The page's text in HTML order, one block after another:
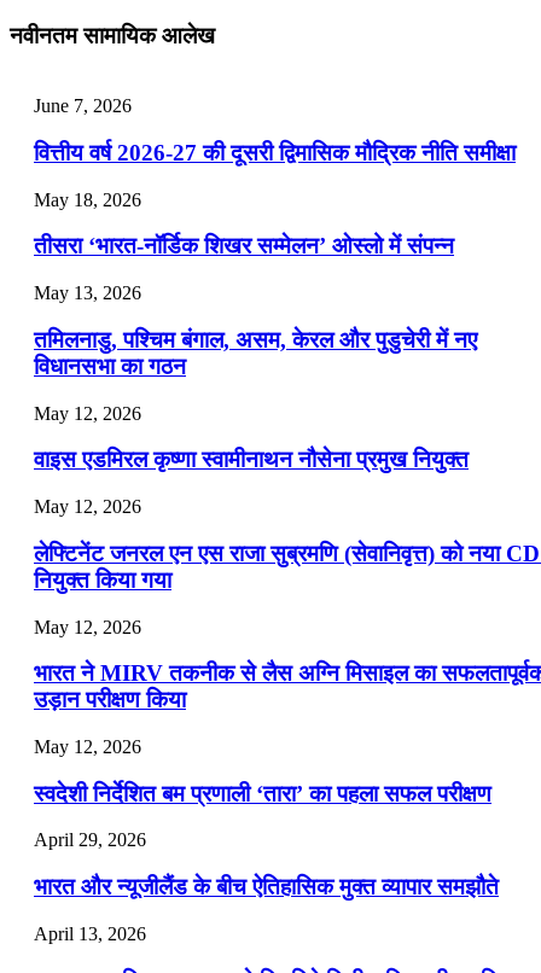
July 25, 2026
📝 डेली करेंट अफेयर्स: 22-24 जुलाई 2026
July 22, 2026
📝 डेली करेंट अफेयर्स: 19-21 जुलाई 2026
July 19, 2026
📝 डेली करेंट अफेयर्स: 16-18 जुलाई 2026
नवीनतम सामायिक आलेख
June 7, 2026
वित्तीय वर्ष 2026-27 की दूसरी द्विमासिक मौद्रिक नीति समीक्षा
May 18, 2026
तीसरा ‘भारत-नॉर्डिक शिखर सम्मेलन’ ओस्लो में संपन्न
May 13, 2026
तमिलनाडु, पश्चिम बंगाल, असम, केरल और पुडुचेरी में नए
विधानसभा का गठन
May 12, 2026
वाइस एडमिरल कृष्णा स्वामीनाथन नौसेना प्रमुख नियुक्त
May 12, 2026
लेफ्टिनेंट जनरल एन एस राजा सुब्रमणि (सेवानिवृत्त) को नया
नियुक्त किया गया
May 12, 2026
भारत ने MIRV तकनीक से लैस अग्नि मिसाइल का
उड़ान परीक्षण किया
May 12, 2026
स्वदेशी निर्देशित बम प्रणाली ‘तारा’ का पहला सफल परीक्षण
April 29, 2026
भारत और न्यूजीलैंड के बीच ऐतिहासिक मुक्त व्यापार समझौते
April 13, 2026